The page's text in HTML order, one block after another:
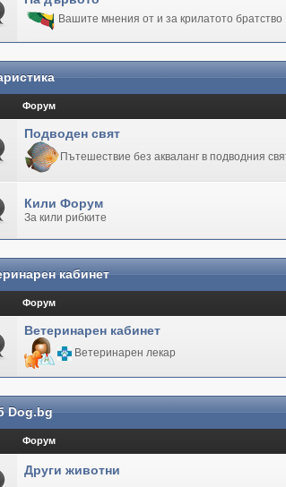
Вашите мнения от и за крилатото братство
Форум
Подводен свят
Пътешествие без акваланг в подводния
Кили Форум
За кили рибките
кабинет
Форум
Ветеринарен кабинет
Ветеринарен лекар
Dog.bg
Форум
Други животни